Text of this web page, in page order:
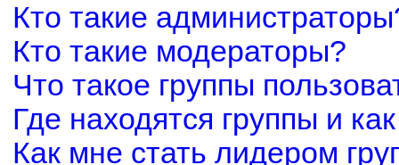
Кто такие
Кто такие модераторы?
Что такое группы
Где находятся группы и
Как мне стать лидером